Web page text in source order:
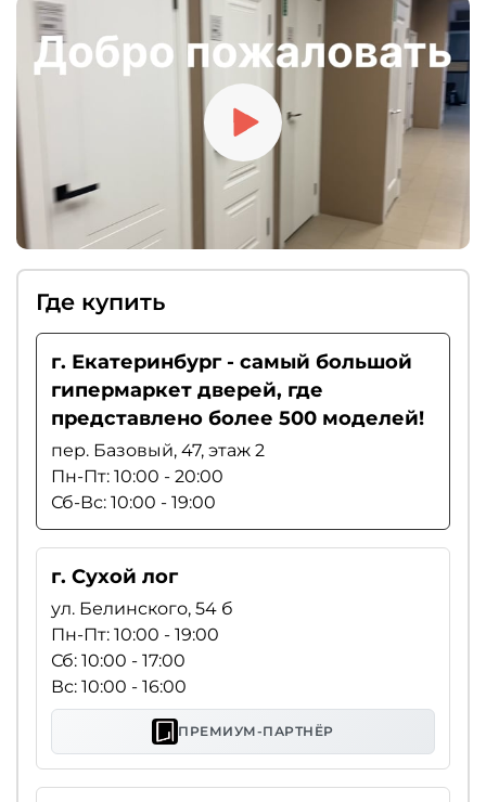
доводчиком, ограничителем хода или
«умным порогом». Если вы цените тишину,
рекомендуем выбирать магнитные замки.
Где купить
г. Екатеринбург - самый большой
гипермаркет дверей, где
представлено более 500 моделей!
пер. Базовый, 47, этаж 2
Пн-Пт: 10:00 - 20:00
Сб-Вс: 10:00 - 19:00
г. Сухой лог
ул. Белинского, 54 б
Пн-Пт: 10:00 - 19:00
Сб: 10:00 - 17:00
Вс: 10:00 - 16:00
ПРЕМИУМ-ПАРТНЁР